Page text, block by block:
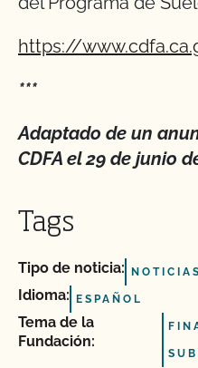
https://
***
Adaptado de un
CDFA el 29 de junio
Tags
Tipo de noticia:
Idioma: ESPAÑOL
Tema de la
Fundación: